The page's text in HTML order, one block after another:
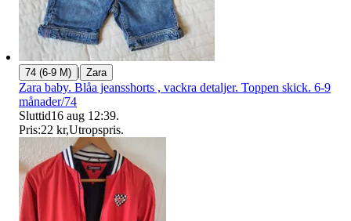
74 (6-9 M) | Zara
Zara baby. Blåa jeansshorts , vackra detaljer. Toppen skick. 6-9
månader/74
Sluttid16 aug 12:39.
Pris:22 kr,Utropspris.